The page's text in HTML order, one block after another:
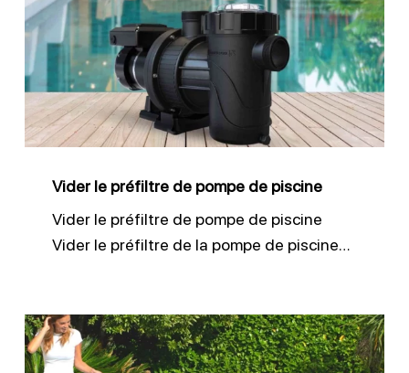
préfiltre
de
pompe
de
piscine
Vider le préfiltre de pompe de piscine
Vider le préfiltre de pompe de piscine
Vider le préfiltre de la pompe de piscine…
Nettoyer
sa